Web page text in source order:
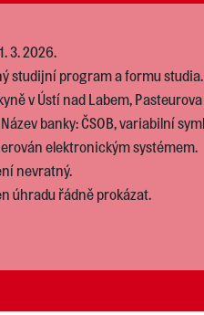
3. 2026.
studijní program a formu studia.
v Ústí nad Labem,
banky: ČSOB, variabilní
elektronickým systémem.
nevratný.
úhradu řádně prokázat.